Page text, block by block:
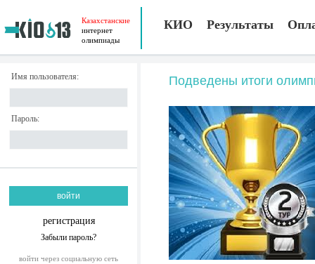
Казахстанские
интернет
олимпиады
КИО Результаты
Имя пользователя:
Пароль:
регистрация
Забыли пароль?
войти через социальную сеть
Подведены итоги